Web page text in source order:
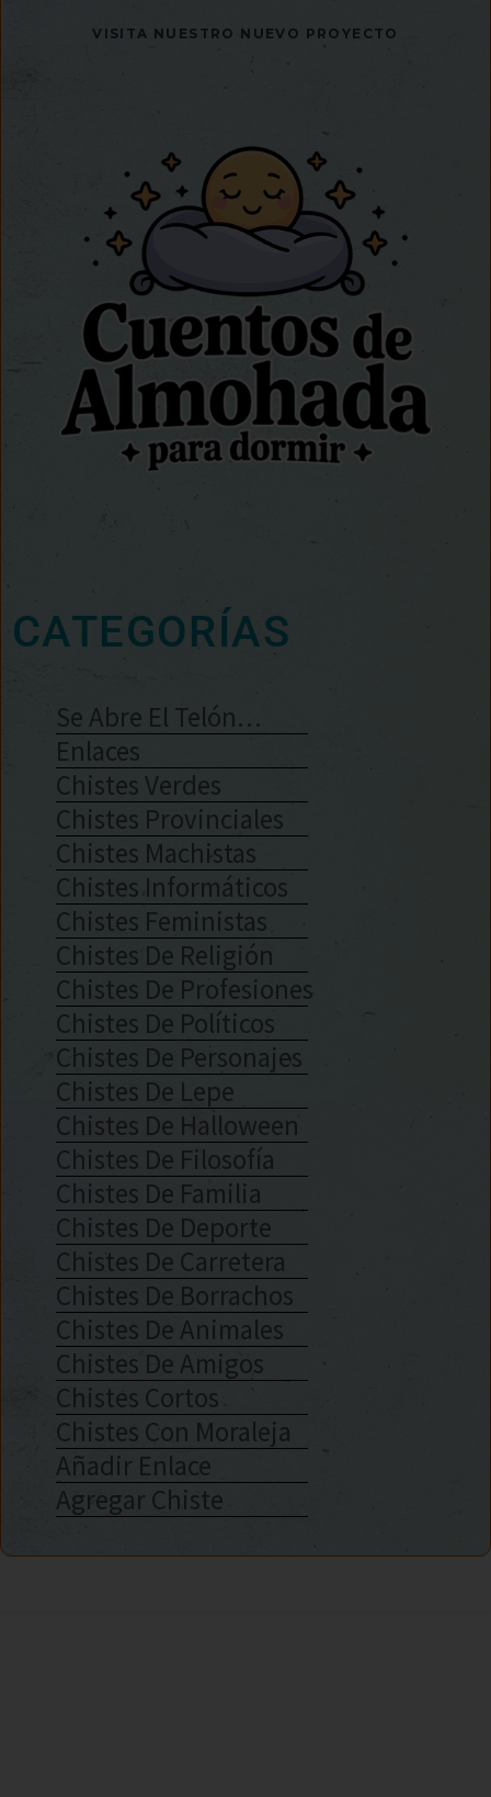
VISITA NUESTRO NUEVO PROYECTO
CATEGORÍAS
Se Abre El Telón…
Enlaces
Chistes Verdes
Chistes Provinciales
Chistes Machistas
Chistes Informáticos
Chistes Feministas
Chistes De Religión
Chistes De Profesiones
Chistes De Políticos
Chistes De Personajes
Chistes De Lepe
Chistes De Halloween
Chistes De Filosofía
Chistes De Familia
Chistes De Deporte
Chistes De Carretera
Chistes De Borrachos
Chistes De Animales
Chistes De Amigos
Chistes Cortos
Chistes Con Moraleja
Añadir Enlace
Agregar Chiste